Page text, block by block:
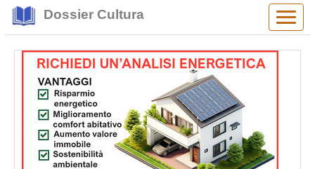
Dossier Cultura